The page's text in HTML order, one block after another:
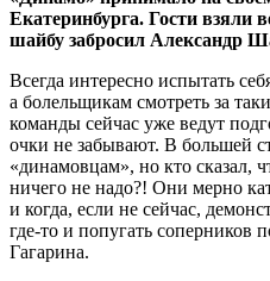
Екатеринбурга. Гости взяли
шайбу забросил Александр
Всегда интересно испытать
а болельщикам смотреть за
команды сейчас уже ведут
очки не забывают. В большей
«динамовцам», но кто сказал,
ничего не надо?! Они мерно
и когда, если не сейчас,
где-то и попугать соперников
Гагарина.